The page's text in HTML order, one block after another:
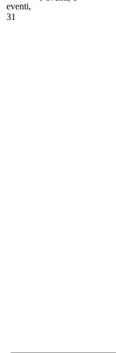
eventi,
31